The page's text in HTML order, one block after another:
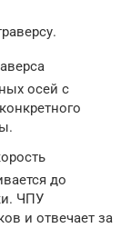
осей с
до
ЧПУ
и отвечает за